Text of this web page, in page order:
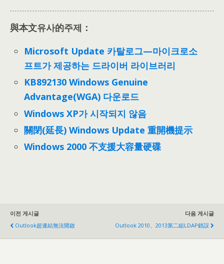
與本文유사的주제：
Microsoft Update 카탈로그—마이크로소
프트가 제공하는 드라이버 라이브러리
KB892130 Windows Genuine
Advantage(WGA) 다운로드
Windows XP가 시작되지 않음
關閉(延長) Windows Update 重開機提示
Windows 2000 不支援大容量硬碟
이전 게시글
Outlook超連結無法開啟
다음 게시글
Outlook 2010、2013第二組LDAP錯誤